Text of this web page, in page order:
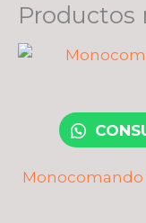
Productos
Monocomando